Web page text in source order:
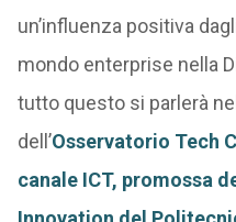
un’influenza positiva
mondo enterprise nella
tutto questo si parlerà
dell’Osservatorio Tech
canale ICT, promossa